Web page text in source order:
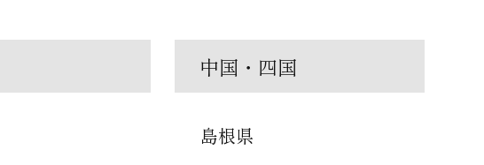
中国・四国
島根県